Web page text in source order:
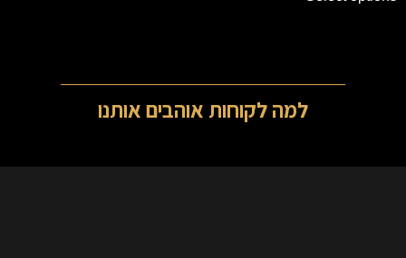
למה לקוחות אוהבים אותנו